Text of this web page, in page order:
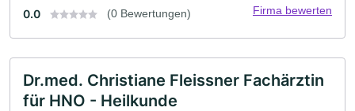
0.0 (0 Bewertungen) Firma bewerten
Dr.med. Christiane Fleissner Fachärztin
für HNO - Heilkunde